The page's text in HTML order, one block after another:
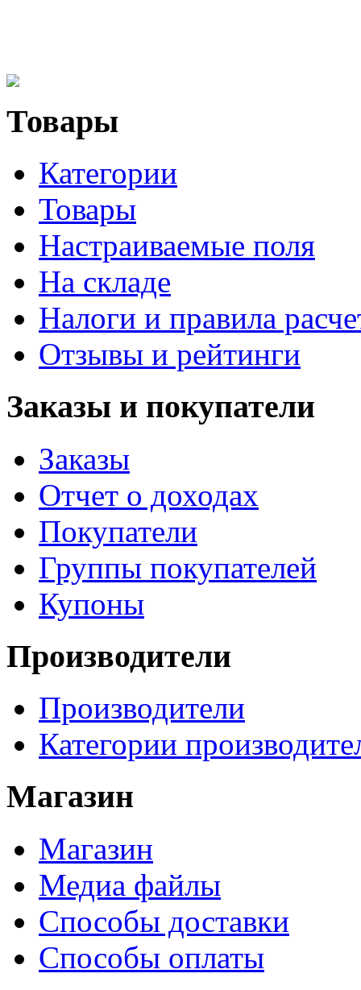
Товары
Категории
Товары
Настраиваемые поля
На складе
Налоги и правила
Отзывы и рейтинги
Заказы и покупатели
Заказы
Отчет о доходах
Покупатели
Группы покупателей
Купоны
Производители
Производители
Категории
Магазин
Магазин
Медиа файлы
Способы доставки
Способы оплаты